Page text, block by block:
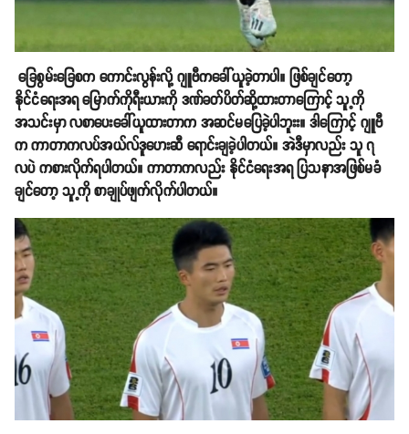
ခြေစွမ်းခြေစက ကောင်းလွန်းလို့ ဂျူဗီကခေါ်ယူခဲ့တာပါ။ ဖြစ်ချင်တော့
နိုင်ငံရေးအရ မြောက်ကိုရီးယားကို ဒဏ်ခတ်ပိတ်ဆို့ထားတာကြောင့် သူ့ကို
အသင်းမှာ လစာပေးခေါ်ယူထားတာက အဆင်မပြေခဲ့ပါဘူးး။ ဒါကြောင့် ဂျူဗီ
က ကာတာကလပ်အယ်လ်ဒူဟေးဆီ ရောင်းချခဲ့ပါတယ်။ အဲဒီမှာလည်း သူ ၇
လပဲ ကစားလိုက်ရပါတယ်။ ကာတာကလည်း နိုင်ငံရေးအရ ပြသနာအဖြစ်မခံ
ချင်တော့ သူ့ကို စာချုပ်ဖျက်လိုက်ပါတယ်။